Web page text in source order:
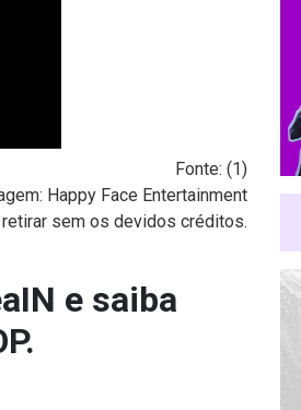
Fonte: (1)
Happy Face Entertainment
retirar sem os devidos créditos.
e saiba